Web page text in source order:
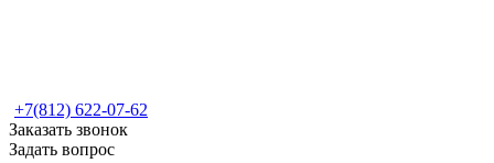
+7(812) 622-07-62
Заказать звонок
Задать вопрос